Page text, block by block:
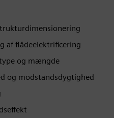
af flådeelektrificering
og mængde
og modstandsdygtighed